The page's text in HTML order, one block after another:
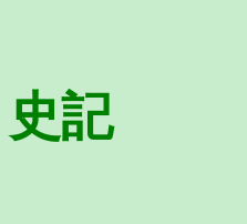
史記